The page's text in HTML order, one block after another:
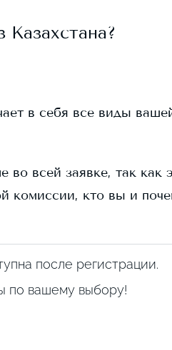
Казахстана?
в себя все виды
всей заявке, так как
комиссии, кто вы и
после регистрации.
по вашему выбору!